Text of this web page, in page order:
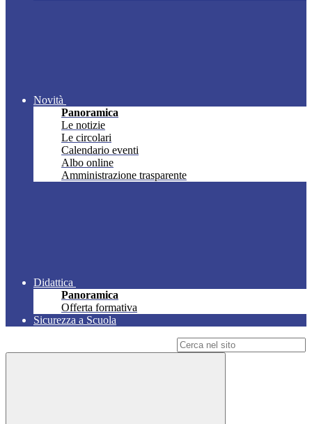
Novità
Panoramica
Le notizie
Le circolari
Calendario eventi
Albo online
Amministrazione trasparente
Didattica
Panoramica
Offerta formativa
Sicurezza a Scuola